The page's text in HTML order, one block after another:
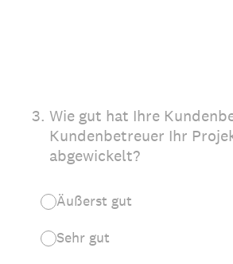
3. Wie gut hat Ihre
Kundenbetreuer Ihr
abgewickelt?
Äußerst gut
Sehr gut